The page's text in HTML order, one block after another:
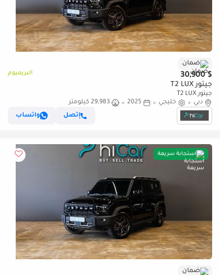
ضمان
$ 30,900 البريميوم
جيتور T2 LUX
جيتور T2 LUX
دبي
خليجي 2025
29,983 كيلومتر
إتصل
واتساب
استجابة سريعة
ضمان